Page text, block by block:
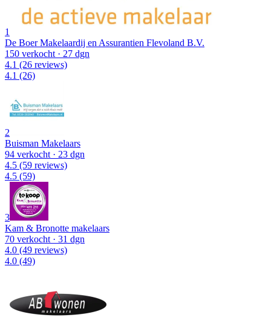
1
De Boer Makelaardij en Assurantien Flevoland B.V.
150 verkocht · 27 dgn
4.1 (26 reviews)
4.1 (26)
2
Buisman Makelaars
94 verkocht · 23 dgn
4.5 (59 reviews)
4.5 (59)
3
Kam & Bronotte makelaars
70 verkocht · 31 dgn
4.0 (49 reviews)
4.0 (49)